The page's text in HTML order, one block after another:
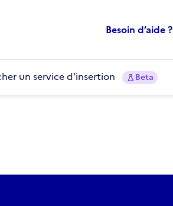
Besoin d’aide ?
un service d'insertion Beta